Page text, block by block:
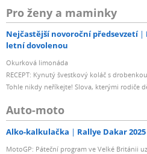
Pro ženy a maminky
Nejčastější novoroční předsevzetí
letní dovolenou
Okurková limonáda
RECEPT: Kynutý švestkový koláč s
Tohle nikdy neříkejte! Slova, kterými rodiče
Auto-moto
Alko-kalkulačka Rallye Dakar 2025
MotoGP: Páteční program ve Velké Británii